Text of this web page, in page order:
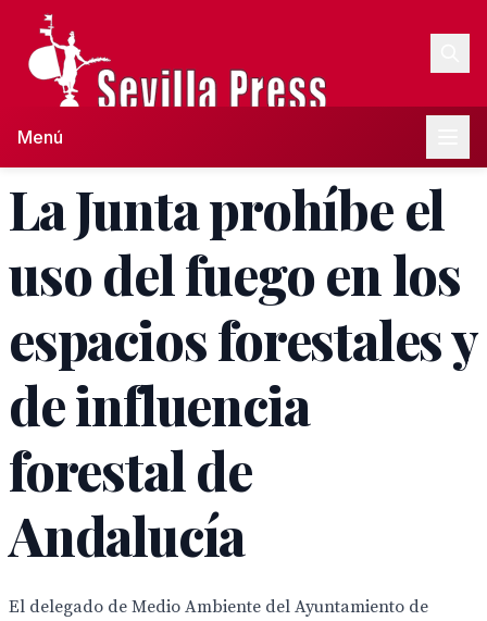
Menú
La Junta prohíbe el
uso del fuego en los
espacios forestales y
de influencia
forestal de
Andalucía
El delegado de Medio Ambiente del Ayuntamiento de